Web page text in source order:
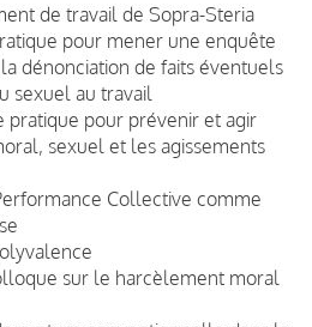
de travail de Sopra-Steria
pour mener une enquête
dénonciation de faits éventuels
sexuel au travail
pratique pour prévenir et agir
sexuel et les agissements
Collective comme
sur le harcèlement moral